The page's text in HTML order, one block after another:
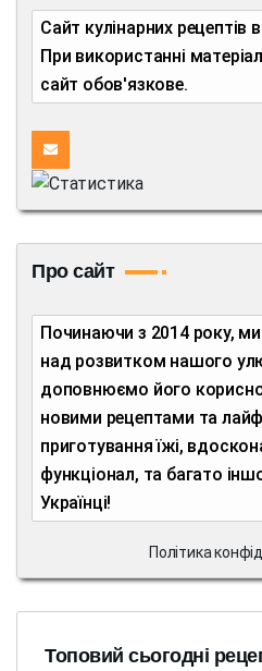
Сайт кулінарних рецептів
При використанні
сайт обов'язкове.
Про сайт
Починаючи з 2014 року, ми щоденно працюємо
над розвитком нашого
доповнюємо його
новими рецептами та
приготування їжі,
функціонал, та багато
Українці!
Політика
Топовий сьогодні